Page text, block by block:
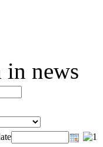
in news